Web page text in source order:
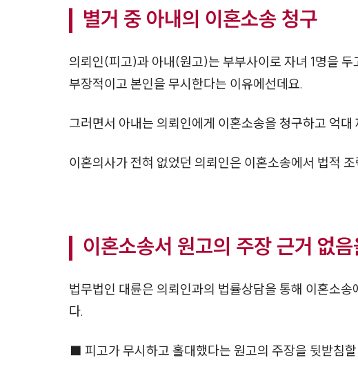
별거 중 아내의 이혼소송 청구
의뢰인(피고)과 아내(원고)는 부부사이로 자녀 1명을
부장적이고 본인을 무시한다는 이유에선데요.
그러면서 아내는 의뢰인에게 이혼소송을 청구하고 억대
이혼의사가 전혀 없었던 의뢰인은 이혼소송에서 법적
이혼소송서 원고의 주장 근거 없
법무법인 대륜은 의뢰인과의 법률상담을 통해 이혼소
다.
■ 피고가 무시하고 홀대했다는 원고의 주장을 뒷받침